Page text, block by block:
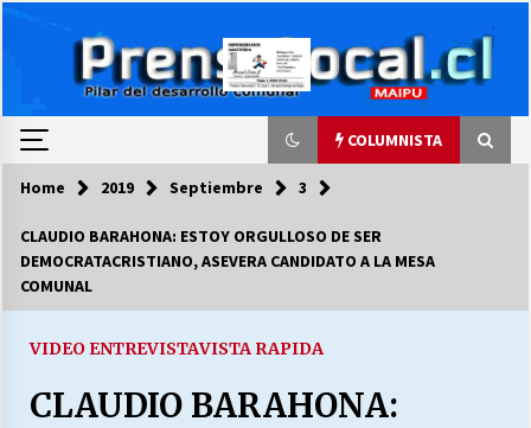
COLUMNISTA
COLUMNISTA
Ya se ordenaron las cuentas de luz… ¿Y
HISTORIA
Home 2019 Septiembre 3
CLAUDIO BARAHONA: ESTOY ORGULLOSO DE SER
DEMOCRATACRISTIANO, ASEVERA CANDIDATO A LA MESA
COMUNAL
VIDEO ENTREVISTAVISTA RAPIDA
CLAUDIO BARAHONA: